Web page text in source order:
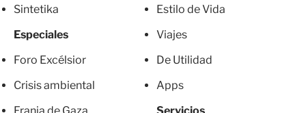
Sintetika
Especiales
Foro Excélsior
Crisis ambiental
Estilo de Vida
Viajes
De Utilidad
Apps